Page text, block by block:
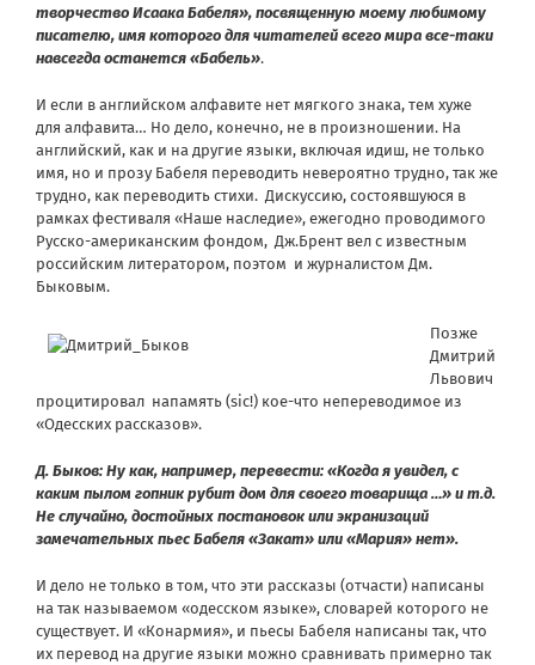
творчество Исаака Бабеля», посвященную моему любимому
писателю, имя которого для читателей всего мира все-таки
навсегда останется «Бабель».
И если в английском алфавите нет мягкого знака, тем хуже
для алфавита… Но дело, конечно, не в произношении. На
английский, как и на другие языки, включая идиш, не только
имя, но и прозу Бабеля переводить невероятно трудно, так же
трудно, как переводить стихи. Дискуссию, состоявшуюся в
рамках фестиваля «Наше наследие», ежегодно проводимого
Русско-американским фондом, Дж.Брент вел с известным
российским литератором, поэтом и журналистом Дм.
Быковым.
Позже
Дмитрий
Львович
процитировал напамять (sic!) кое-что непереводимое из
«Одесских рассказов».
Д. Быков: Ну как, например, перевести: «Когда я увидел, с
каким пылом гопник рубит дом для своего товарища …» и т.д.
Не случайно, достойных постановок или экранизаций
замечательных пьес Бабеля «Закат» или «Мария» нет».
И дело не только в том, что эти рассказы (отчасти) написаны
на так называемом «одесском языке», словарей которого не
существует. И «Конармия», и пьесы Бабеля написаны так, что
их перевод на другие языки можно сравнивать примерно так